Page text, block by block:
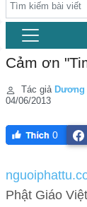
Cảm ơn
Tác giả
04/06/2013
0
Phật Giáo